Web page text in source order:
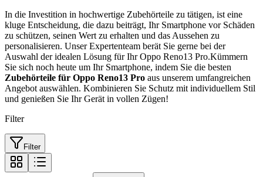
In die Investition in hochwertige Zubehörteile zu tätigen, ist eine
kluge Entscheidung, die dazu beiträgt, Ihr Smartphone vor Schäden
zu schützen, seinen Wert zu erhalten und das Aussehen zu
personalisieren. Unser Expertenteam berät Sie gerne bei der
Auswahl der idealen Lösung für Ihr Oppo Reno13 Pro.Kümmern
Sie sich noch heute um Ihr Smartphone, indem Sie die besten
Zubehörteile für Oppo Reno13 Pro aus unserem umfangreichen
Angebot auswählen. Kombinieren Sie Schutz mit individuellem Stil
und genießen Sie Ihr Gerät in vollen Zügen!
Filter
Filter